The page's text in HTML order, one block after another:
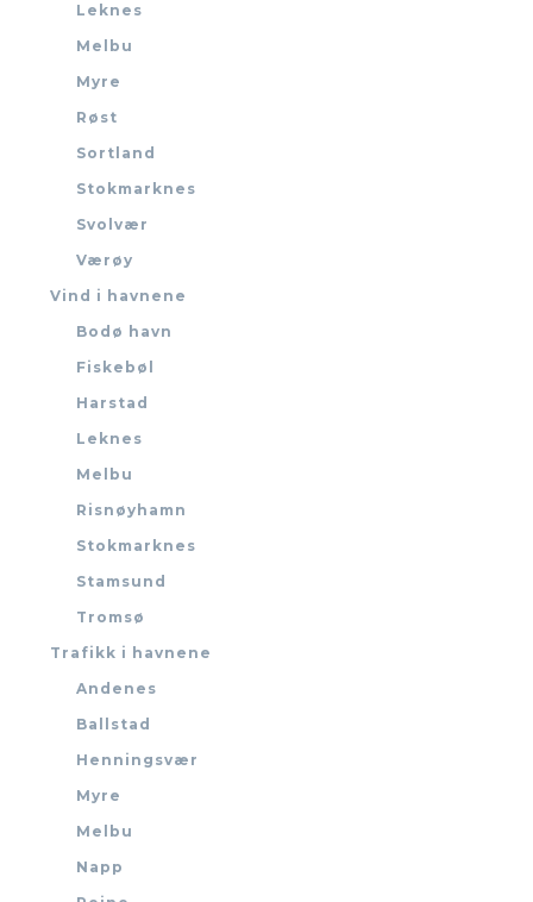
Leknes
Melbu
Myre
Røst
Sortland
Stokmarknes
Svolvær
Værøy
Vind i havnene
Bodø havn
Fiskebøl
Harstad
Leknes
Melbu
Risnøyhamn
Stokmarknes
Stamsund
Tromsø
Trafikk i havnene
Andenes
Ballstad
Henningsvær
Myre
Melbu
Napp